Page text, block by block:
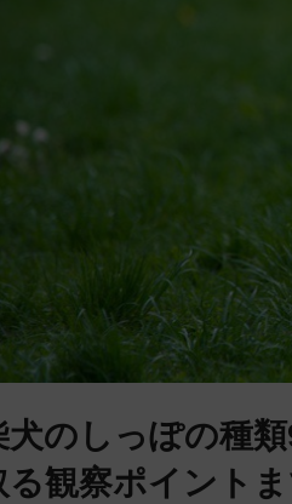
犬のしっぽの種
る観察ポイント